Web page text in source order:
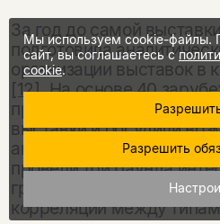
За год до самой
подготовила
организации выставок в
[12]. На основе 40
проанализировали
выставки и обсудили
актуальных идей в
провели три раунда
группами и задали ряд
корреляции между
Мы используем cookie-файлы.
сайт, вы соглашаетесь с
cookie.
Разрешить